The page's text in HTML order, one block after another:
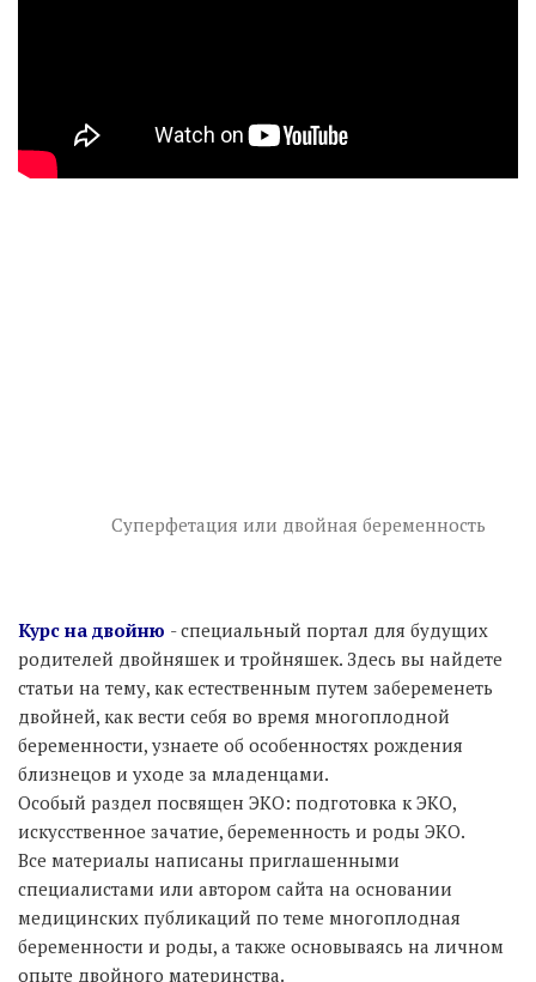
Суперфетация или двойная беременность
Курс на двойню - специальный портал для будущих
родителей двойняшек и тройняшек. Здесь вы найдете
статьи на тему, как естественным путем забеременеть
двойней, как вести себя во время многоплодной
беременности, узнаете об особенностях рождения
близнецов и уходе за младенцами.
Особый раздел посвящен ЭКО: подготовка к ЭКО,
искусственное зачатие, беременность и роды ЭКО.
Все материалы написаны приглашенными
специалистами или автором сайта на основании
медицинских публикаций по теме многоплодная
беременности и роды, а также основываясь на личном
опыте двойного материнства.